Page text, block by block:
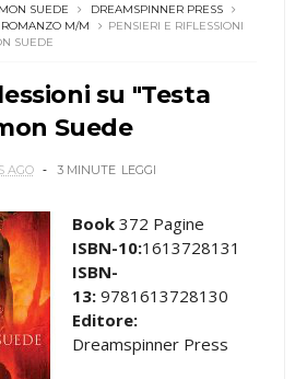
SUEDE
DREAMSPINNER PRESS
ROMANZO M/M
PENSIERI E RIFLESSIONI
SUEDE
su "Testa
Suede
AGO 3 MINUTE LEGGI
Book372 Pagine
ISBN-10:1613728131
ISBN-
13: 9781613728130
Editore:
Dreamspinner Press